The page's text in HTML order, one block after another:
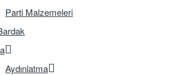
Parti Malzemeleri
Aydınlatma